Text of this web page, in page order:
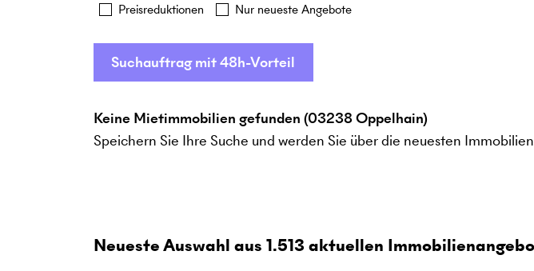
Preisreduktionen Nur neueste Angebote
Suchauftrag mit 48h-Vorteil
Keine Mietimmobilien gefunden (03238 Oppelhain)
Speichern Sie Ihre Suche und werden Sie über die neuesten
Neueste Auswahl aus 1.513 aktuellen